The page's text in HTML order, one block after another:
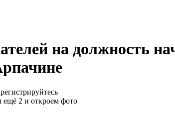
на должность
ещё 2 и откроем фото